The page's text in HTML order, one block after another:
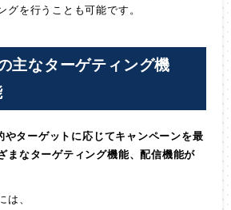
を行うことも可能です。
主なターゲティング機
ターゲットに応じてキャンペーンを最
まなターゲティング機能、配信機能が
、